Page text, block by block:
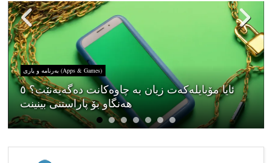
بەرنامە و یاری (Apps & Games)
ئایا مۆبایلەکەت زیان بە چاوەکانت دەگەیەنێت؟ ٥
هەنگاو بۆ پاراستنی بینینت